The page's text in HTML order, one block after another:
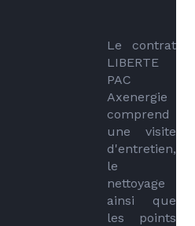
Le contrat
LIBERTE
PAC
Axenergie
comprend
une visite
d'entretien,
le
nettoyage
ainsi que
les points